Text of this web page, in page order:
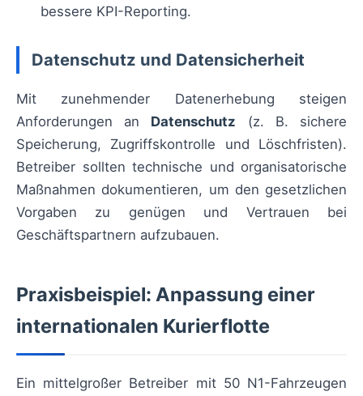
bessere KPI-Reporting.
Datenschutz und Datensicherheit
Mit zunehmender Datenerhebung steigen
Anforderungen an Datenschutz (z. B. sichere
Speicherung, Zugriffskontrolle und Löschfristen).
Betreiber sollten technische und organisatorische
Maßnahmen dokumentieren, um den gesetzlichen
Vorgaben zu genügen und Vertrauen bei
Geschäftspartnern aufzubauen.
Praxisbeispiel: Anpassung einer
internationalen Kurierflotte
Ein mittelgroßer Betreiber mit 50 N1-Fahrzeugen